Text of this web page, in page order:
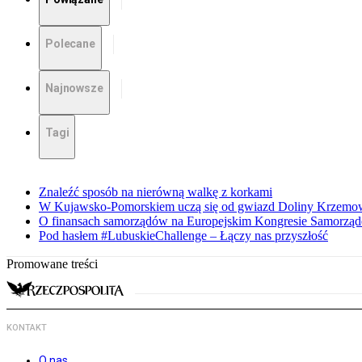
Polecane
Najnowsze
Tagi
Znaleźć sposób na nierówną walkę z korkami
W Kujawsko-Pomorskiem uczą się od gwiazd Doliny
O finansach samorządów na Europejskim Kongresie
Pod hasłem #LubuskieChallenge – Łączy nas przyszłość
Promowane treści
KONTAKT